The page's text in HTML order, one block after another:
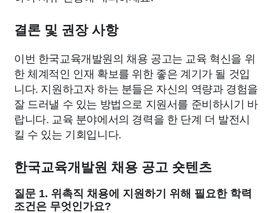
결론 및 권장 사항
이번 한국교육개발원의 채용 공고는 교육 혁신을 위
한 체계적인 인재 확보를 위한 좋은 계기가 될 것입
니다. 지원하고자 하는 분들은 자신의 역량과 경험을
잘 드러낼 수 있는 방법으로 지원서를 준비하시기 바
랍니다. 교육 분야에서의 경력을 한 단계 더 발전시
킬 수 있는 기회입니다.
한국교육개발원 채용 공고 숏텐츠
질문 1. 위촉직 채용에 지원하기 위해 필요한 학력
조건은 무엇인가요?